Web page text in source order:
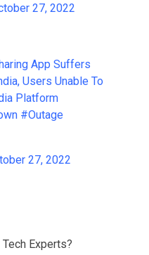
27, 2022
App Suffers
Users Unable To
Platform
#Outage
27, 2022
Experts?